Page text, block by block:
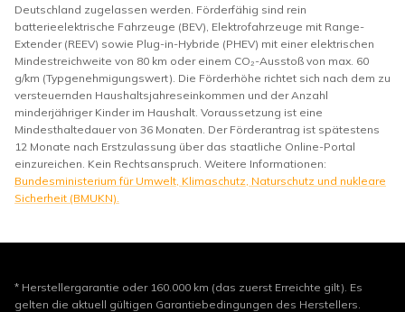
Deutschland zugelassen werden. Förderfähig sind rein
batterieelektrische Fahrzeuge (BEV), Elektrofahrzeuge mit Range-
Extender (REEV) sowie Plug-in-Hybride (PHEV) mit einer elektrischen
Mindestreichweite von 80 km oder einem CO₂-Ausstoß von max. 60
g/km (Typgenehmigungswert). Die Förderhöhe richtet sich nach dem zu
versteuernden Haushaltsjahreseinkommen und der Anzahl
minderjähriger Kinder im Haushalt. Voraussetzung ist eine
Mindesthaltedauer von 36 Monaten. Der Förderantrag ist spätestens
12 Monate nach Erstzulassung über das staatliche Online-Portal
einzureichen. Kein Rechtsanspruch. Weitere Informationen:
Bundesministerium für Umwelt, Klimaschutz, Naturschutz und nukleare
Sicherheit (BMUKN).
* Herstellergarantie oder 160.000 km (das zuerst Erreichte gilt). Es
gelten die aktuell gültigen Garantiebedingungen des Herstellers.